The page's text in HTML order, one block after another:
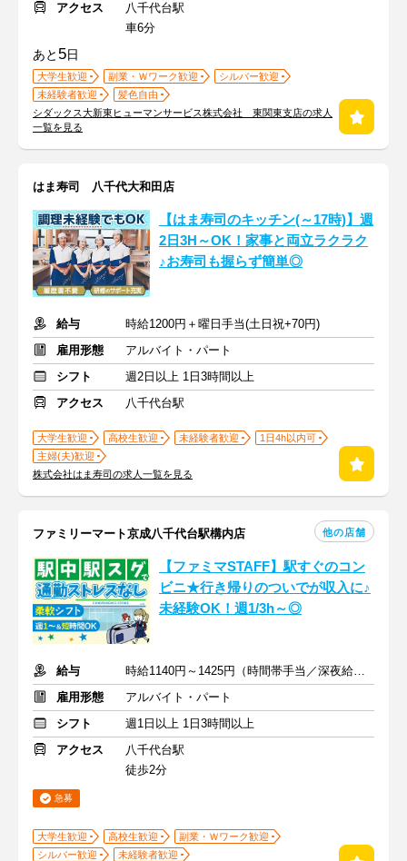
アクセス
八千代台駅
車6分
あと 5日
大学生歓迎 副業・Ｗワーク歓迎
シルバー歓迎
未経験者歓迎
髪色自由
シダックス大新東ヒューマンサービス株式会社 東関東支店の求人
一覧を見る
はま寿司 八千代大和田店
【はま寿司のキッチン(～17時)】週
2日3H～OK！家事と両立ラクラク
♪お寿司も握らず簡単◎
給与
時給1200円＋曜日手当(土日祝+70円)
雇用形態
アルバイト・パート
シフト
週2日以上 1日3時間以上
アクセス
八千代台駅
大学生歓迎 高校生歓迎 未経験者歓迎
1日4h以内可
主婦(夫)歓迎
株式会社はま寿司の求人一覧を見る
ファミリーマート京成八千代台駅構内店 他の店舗
【ファミマSTAFF】駅すぐのコン
ビニ★行き帰りのついでが収入に♪
未経験OK！週1/3h～◎
給与
時給1140円～1425円（時間帯手当／深夜給含む）
雇用形態
アルバイト・パート
シフト
週1日以上 1日3時間以上
アクセス
八千代台駅
徒歩2分
急募
大学生歓迎 高校生歓迎
副業・Ｗワーク歓迎
シルバー歓迎
未経験者歓迎